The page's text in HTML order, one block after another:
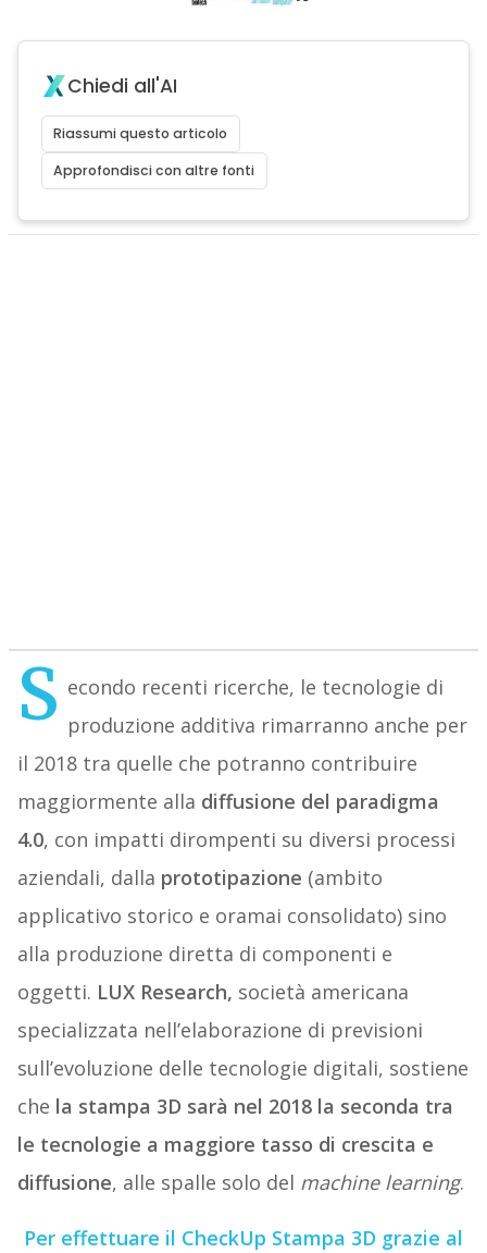
Chiedi all'AI
Riassumi questo articolo
Approfondisci con altre fonti
S econdo recenti ricerche, le tecnologie di
produzione additiva rimarranno anche per
il 2018 tra quelle che potranno contribuire
maggiormente alla diffusione del paradigma
4.0, con impatti dirompenti su diversi processi
aziendali, dalla prototipazione (ambito
applicativo storico e oramai consolidato) sino
alla produzione diretta di componenti e
oggetti. LUX Research, società americana
specializzata nell’elaborazione di previsioni
sull’evoluzione delle tecnologie digitali, sostiene
che la stampa 3D sarà nel 2018 la seconda tra
le tecnologie a maggiore tasso di crescita e
diffusione, alle spalle solo del machine learning.
Per effettuare il CheckUp Stampa 3D grazie al